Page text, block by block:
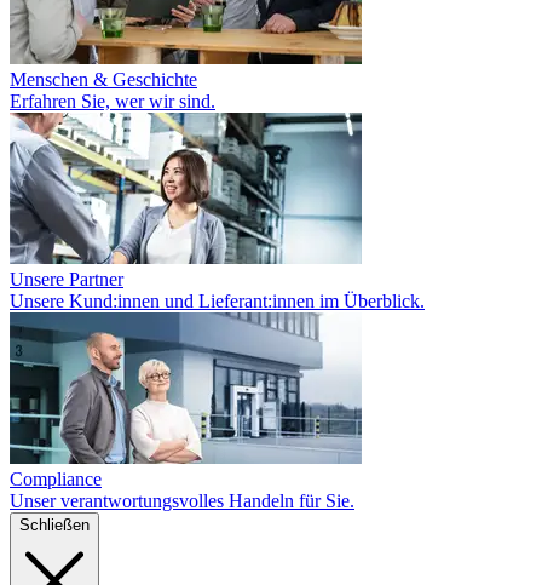
Menschen & Geschichte
Erfahren Sie, wer wir sind.
Unsere Partner
Unsere Kund:innen und Lieferant:innen im Überblick.
Compliance
Unser verantwortungsvolles Handeln für Sie.
Schließen